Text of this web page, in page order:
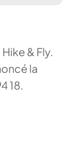
& Fly.
la
18.